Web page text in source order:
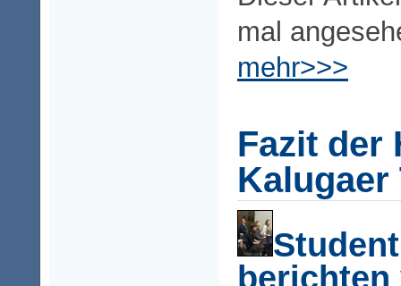
mal
mehr>>>
Fazit der
Kalugaer